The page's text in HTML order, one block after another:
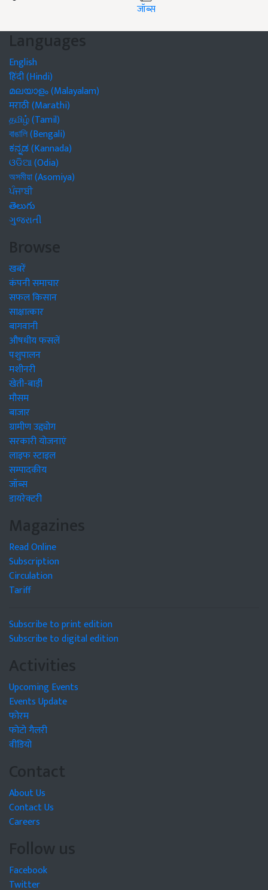
जॉब्स
Languages
English
हिंदी (Hindi)
മലയാളം (Malayalam)
मराठी (Marathi)
தமிழ் (Tamil)
বাঙালি (Bengali)
ಕನ್ನಡ (Kannada)
ଓଡିଆ (Odia)
অসমীয়া (Asomiya)
ਪੰਜਾਬੀ
తెలుగు
ગુજરાતી
Browse
खबरें
कंपनी समाचार
सफल किसान
साक्षात्कार
बागवानी
औषधीय फसलें
पशुपालन
मशीनरी
खेती-बाड़ी
मौसम
बाजार
ग्रामीण उद्द्योग
सरकारी योजनाएं
लाइफ स्टाइल
सम्पादकीय
जॉब्स
डायरेक्टरी
Magazines
Read Online
Subscription
Circulation
Tariff
Subscribe to print edition
Subscribe to digital edition
Activities
Upcoming Events
Events Update
फोरम
फोटो गैलरी
वीडियो
Contact
About Us
Contact Us
Careers
Follow us
Facebook
Twitter